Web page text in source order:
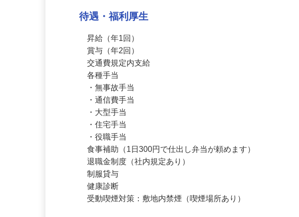
待遇・福利厚生
昇給（年1回）
賞与（年2回）
交通費規定内支給
各種手当
・無事故手当
・通信費手当
・大型手当
・住宅手当
・役職手当
食事補助（1日300円で仕出し弁当が頼めます）
退職金制度（社内規定あり）
制服貸与